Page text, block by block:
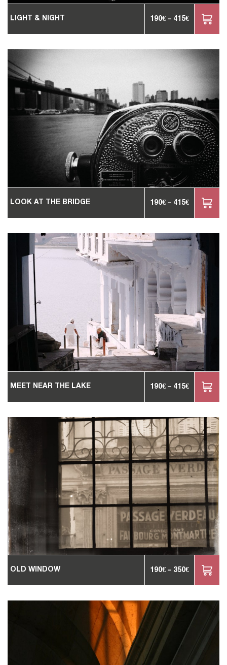
LIGHT & NIGHT 190€ – 415€
LOOK AT THE BRIDGE 190€ – 415€
MEET NEAR THE LAKE 190€ – 415€
OLD WINDOW 190€ – 350€